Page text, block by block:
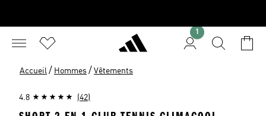
1
Accueil / Hommes / Vêtements
4.8 (42)